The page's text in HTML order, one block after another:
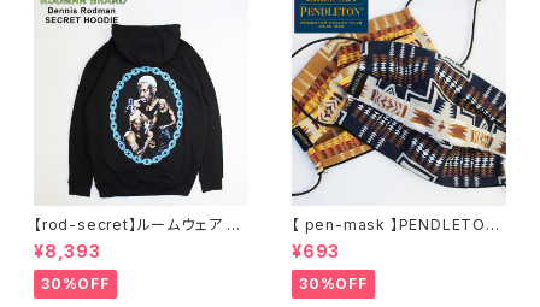
通学 秋冬
【rod-secret】ルームウェア フ
ーディー アーティスト バンド ア
ウトドア RODMAN BRAND ロ
ッドマンブランド Dennis Rod
man RODAMAN SECRET H
¥8,393
30%OFF
【 pen-mask 】PENDLETON
ペンドルトン ファッションマス
ク アウトドア フリーサイズ アウ
トドア 通勤 通学 通気性 マスク
乾燥しない 蒸れない
¥693
30%OFF